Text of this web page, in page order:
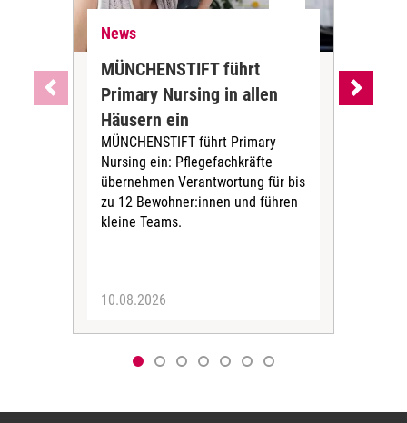
News
MÜNCHENSTIFT führt
Primary Nursing in allen
Häusern ein
MÜNCHENSTIFT führt Primary
Nursing ein: Pflegefachkräfte
übernehmen Verantwortung für bis
zu 12 Bewohner:innen und führen
kleine Teams.
10.08.2026